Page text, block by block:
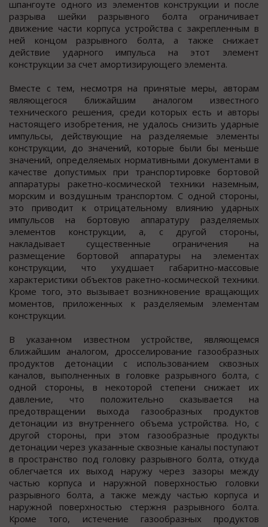
шпангоуте одного из элементов конструкции и после
разрыва шейки разрывного болта ограничивает
движение части корпуса устройства с закрепленным в
ней концом разрывного болта, а также снижает
действие ударного импульса на этот элемент
конструкции за счет амортизирующего элемента.
Вместе с тем, несмотря на принятые меры, авторам
являющегося ближайшим аналогом известного
технического решения, среди которых есть и авторы
настоящего изобретения, не удалось снизить ударные
импульсы, действующие на разделяемые элементы
конструкции, до значений, которые были бы меньше
значений, определяемых нормативными документами в
качестве допустимых при транспортировке бортовой
аппаратуры ракетно-космической техники наземным,
морским и воздушным транспортом. С одной стороны,
это приводит к отрицательному влиянию ударных
импульсов на бортовую аппаратуру разделяемых
элементов конструкции, а, с другой стороны,
накладывает существенные ограничения на
размещение бортовой аппаратуры на элементах
конструкции, что ухудшает габаритно-массовые
характеристики объектов ракетно-космической техники.
Кроме того, это вызывает возникновение вращающих
моментов, приложенных к разделяемым элементам
конструкции.
В указанном известном устройстве, являющемся
ближайшим аналогом, дросселирование газообразных
продуктов детонации с использованием сквозных
каналов, выполненных в головке разрывного болта, с
одной стороны, в некоторой степени снижает их
давление, что положительно сказывается на
предотвращении выхода газообразных продуктов
детонации из внутреннего объема устройства. Но, с
другой стороны, при этом газообразные продукты
детонации через указанные сквозные каналы поступают
в пространство под головку разрывного болта, откуда
облегчается их выход наружу через зазоры между
частью корпуса и наружной поверхностью головки
разрывного болта, а также между частью корпуса и
наружной поверхностью стержня разрывного болта.
Кроме того, истечение газообразных продуктов